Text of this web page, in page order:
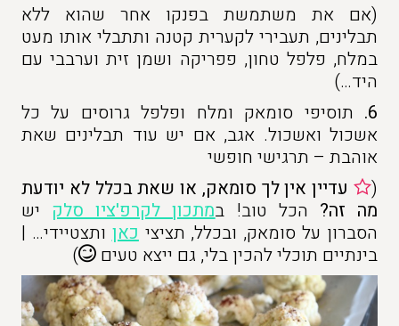
(אם את משתמשת בפנקו אחר שהוא ללא
תבלינים, תעבירי לקערית קטנה ותתבלי אותו מעט
במלח, פלפל טחון, פפריקה ושמן זית וערבבי עם
היד…)
6.
תוסיפי סומאק ומלח ופלפל גרוסים על כל
אשכול ואשכול. אגב, אם יש עוד תבלינים שאת
אוהבת – תרגישי חופשי
(
עדיין אין לך סומאק, או שאת בכלל לא יודעת
מה זה? הכל טוב! במתכון לקרפ'ציו סלק יש
הסברון על סומאק, ובכלל, תציצי כאן ותצטיידי… |
בינתיים תוכלי להכין בלי, גם ייצא טעים
)